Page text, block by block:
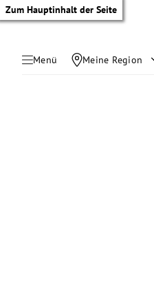
Zum Hauptinhalt der Seite
Menü Meine Region